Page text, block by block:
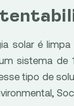
solar é
sistema de
tipo de